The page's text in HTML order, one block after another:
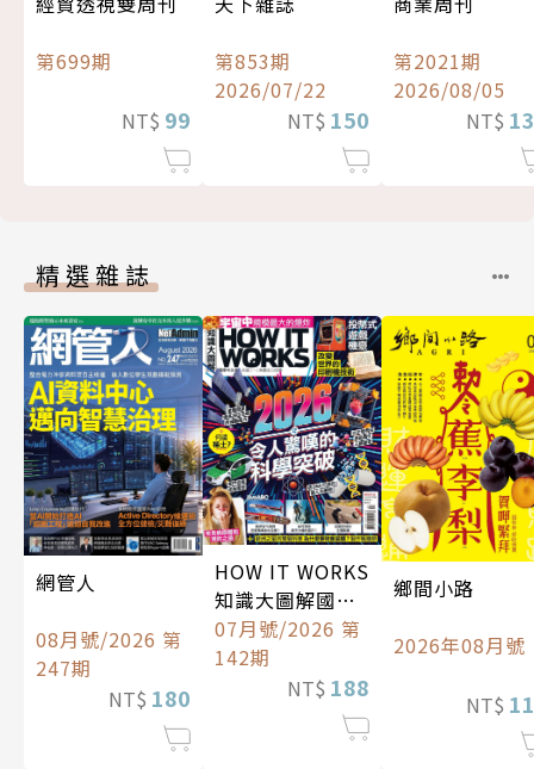
第699期
NT$ 99
第853期
2026/07/22
NT$ 150
第2021期
2026/08/05
NT$
精選雜誌
網管人
08月號/2026 第
247期
NT$ 180
HOW IT WORKS
知識大圖解國際
中文版
07月號/2026 第
142期
NT$ 188
鄉間小路
2026年08月號
NT$